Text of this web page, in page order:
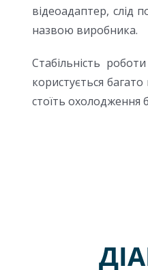
відеоадаптер, слід
назвою виробника.
Стабільність
користується
стоїть охолодження